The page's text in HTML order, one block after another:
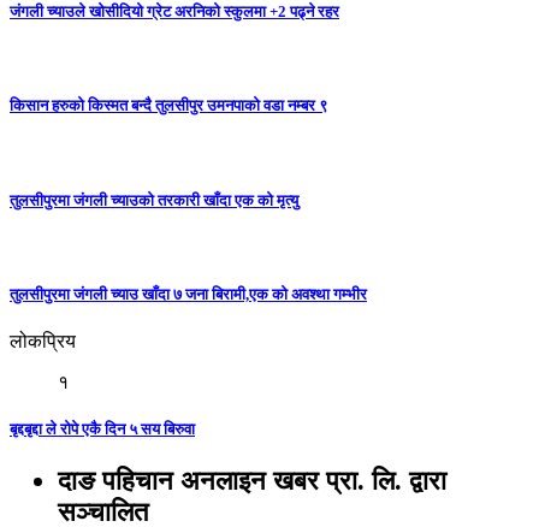
जंगली च्याउले खोसीदियो ग्रेट अरनिको स्कुलमा +2 पढ्ने रहर
किसान हरुको किस्मत बन्दै तुलसीपुर उमनपाको वडा नम्बर ९
तुलसीपुरमा जंगली च्याउको तरकारी खाँदा एक को मृत्यु
तुलसीपुरमा जंगली च्याउ खाँदा ७ जना बिरामी,एक को अवश्था गम्भीर
लोकप्रिय
१
बृद्दबृद्दा ले रोपे एकै दिन ५ सय बिरुवा
दाङ पहिचान अनलाइन खबर प्रा. लि. द्वारा
सञ्चालित